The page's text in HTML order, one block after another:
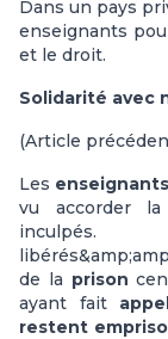
Dans un pays
enseignants
et le droit.
Solidarité avec
(Article
Les enseignants
vu accorder
de la prison
ayant fait
restent